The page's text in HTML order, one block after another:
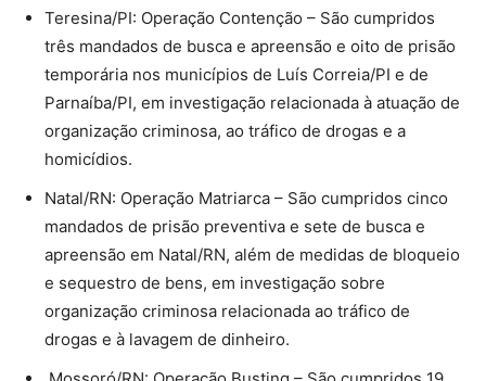
Teresina/PI: Operação Contenção – São cumpridos
três mandados de busca e apreensão e oito de prisão
temporária nos municípios de Luís Correia/PI e de
Parnaíba/PI, em investigação relacionada à atuação de
organização criminosa, ao tráfico de drogas e a
homicídios.
Natal/RN: Operação Matriarca – São cumpridos cinco
mandados de prisão preventiva e sete de busca e
apreensão em Natal/RN, além de medidas de bloqueio
e sequestro de bens, em investigação sobre
organização criminosa relacionada ao tráfico de
drogas e à lavagem de dinheiro.